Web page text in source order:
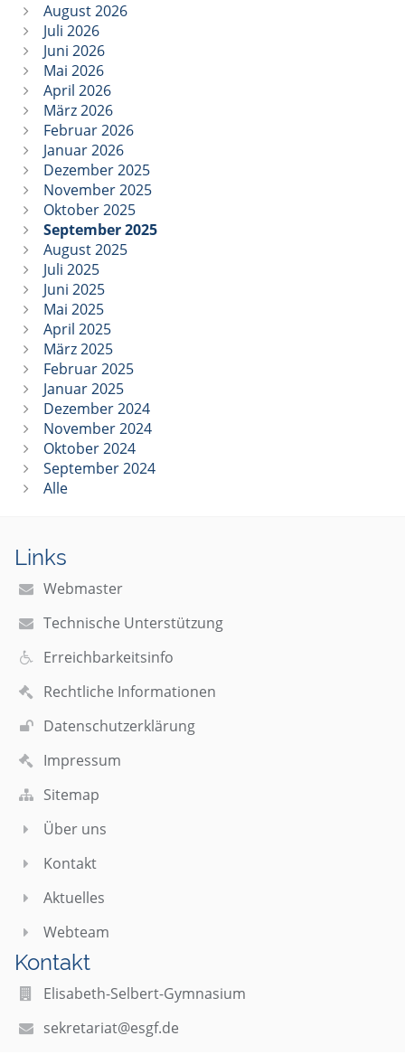
August 2026
Juli 2026
Juni 2026
Mai 2026
April 2026
März 2026
Februar 2026
Januar 2026
Dezember 2025
November 2025
Oktober 2025
September 2025
August 2025
Juli 2025
Juni 2025
Mai 2025
April 2025
März 2025
Februar 2025
Januar 2025
Dezember 2024
November 2024
Oktober 2024
September 2024
Alle
Links
Webmaster
Technische Unterstützung
Erreichbarkeitsinfo
Rechtliche Informationen
Datenschutzerklärung
Impressum
Sitemap
Über uns
Kontakt
Aktuelles
Webteam
Kontakt
Elisabeth-Selbert-Gymnasium
sekretariat@esgf.de